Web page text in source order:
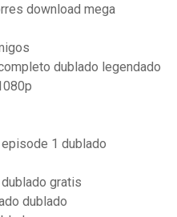
download mega
dublado legendado
1 dublado
gratis
dublado